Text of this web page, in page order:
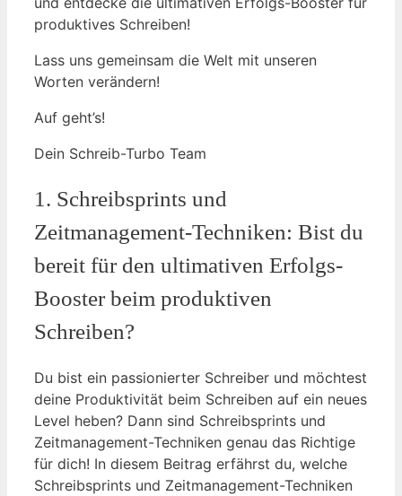
produktives Schreiben!
Lass uns gemeinsam die Welt mit unseren
Worten verändern!
Auf geht’s!
Dein Schreib-Turbo Team
1. Schreibsprints und
⁢Zeitmanagement-Techniken: ​Bist du
bereit für den ⁤ultimativen Erfolgs-
Booster beim produktiven
Schreiben?
Du bist ein passionierter Schreiber und möchtest
deine Produktivität beim Schreiben auf ein neues‌
Level heben? Dann sind Schreibsprints und
Zeitmanagement-Techniken genau das Richtige
⁣für dich! In diesem Beitrag ⁢erfährst du, welche‍
Schreibsprints ​und Zeitmanagement-Techniken